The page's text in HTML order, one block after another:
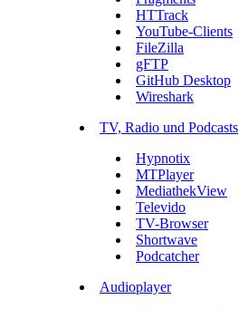
HTTrack
YouTube-Clients
FileZilla
gFTP
GitHub Desktop
Wireshark
TV, Radio und Podcasts
Hypnotix
MTPlayer
MediathekView
Televido
TV-Browser
Shortwave
Podcatcher
Audioplayer